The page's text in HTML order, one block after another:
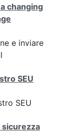
changing
e inviare
SEU
SEU
sicurezza